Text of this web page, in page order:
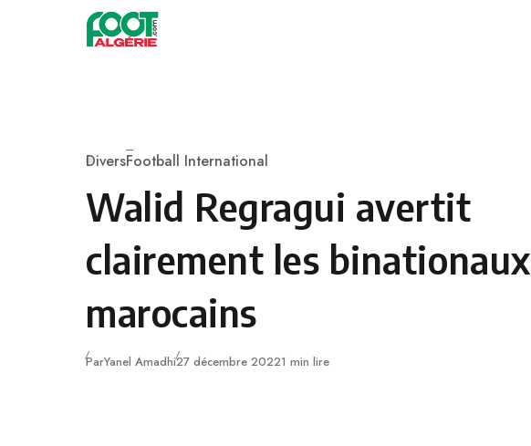
Skip to content
Category
DiversFootball International
Walid Regragui avertit
clairement les binationaux
marocains
ParYanel AmadhiPublié
27 décembre 20221 min lire